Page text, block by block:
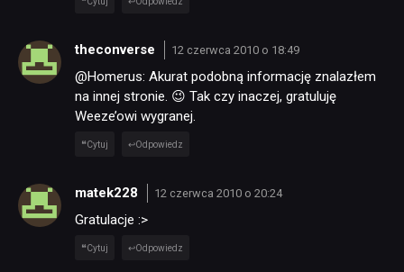
TECHNOLOGIE
DYSKUSJE
SKLEP
theconverse 12 czerwca 2010 o 18:49
@Homerus: Akurat podobną informację znalazłem
na innej stronie. 😉 Tak czy inaczej, gratuluję
Weeze’owi wygranej.
Cytuj Odpowiedz
matek228 12 czerwca 2010 o 20:24
Gratulacje :>
Cytuj Odpowiedz